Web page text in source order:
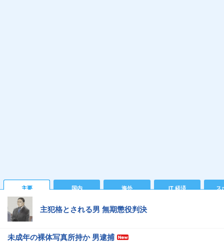
主要 国内 海外 IT 経済 ス
主犯格とされる男 無期懲役判決
未成年の裸体写真所持か 男逮捕